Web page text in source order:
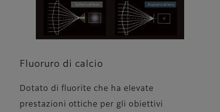
Fluoruro di calcio
Dotato di fluorite che ha elevate
prestazioni ottiche per gli obiettivi